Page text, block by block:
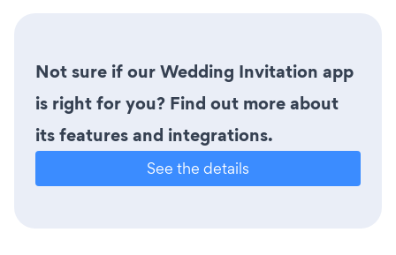
Not sure if our Wedding Invitation app
is right for you? Find out more about
its features and integrations.
See the details